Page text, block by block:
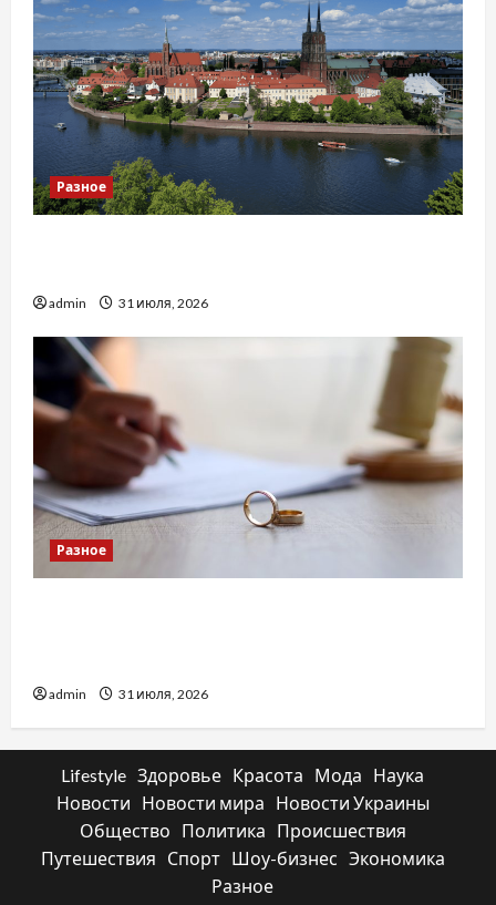
Разное
admin 31 июля, 2026
Разное
admin 31 июля, 2026
Lifestyle Здоровье Красота Мода
Наука
Новости
Новости мира
Новости Украины
Общество
Политика
Происшествия
Путешествия
Спорт Шоу-бизнес Экономика
Разное